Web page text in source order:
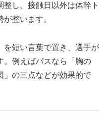
し、接触日以外は体幹ト
整います。
を短い言葉で置き、選手が
。例えばパスなら「胸の
」の三点などが効果的で